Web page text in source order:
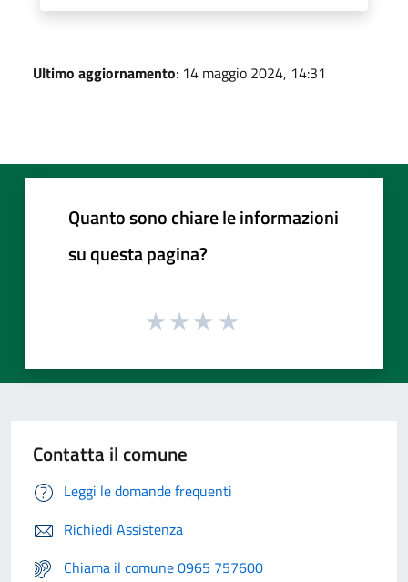
Ultimo aggiornamento: 14 maggio 2024, 14:31
Quanto sono chiare le informazioni
su questa pagina?
Contatta il comune
Leggi le domande frequenti
Richiedi Assistenza
Chiama il comune 0965 757600